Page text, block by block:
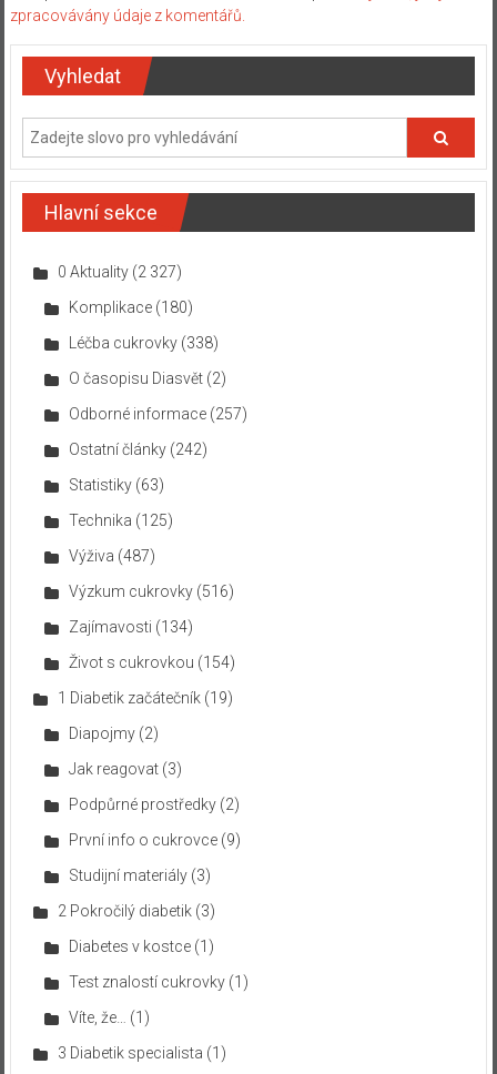
zpracovávány údaje z komentářů.
Vyhledat
Hlavní sekce
0 Aktuality(2 327)
Komplikace(180)
Léčba cukrovky(338)
O časopisu Diasvět(2)
Odborné informace(257)
Ostatní články(242)
Statistiky(63)
Technika (125)
Výživa (487)
Výzkum cukrovky(516)
Zajímavosti (134)
Život s cukrovkou (154)
1 Diabetik začátečník(19)
Diapojmy(2)
Jak reagovat(3)
Podpůrné prostředky(2)
První info o cukrovce(9)
Studijní materiály(3)
2 Pokročilý diabetik(3)
Diabetes v kostce(1)
Test znalostí cukrovky(1)
Víte, že…
(1)
3 Diabetik specialista (1)